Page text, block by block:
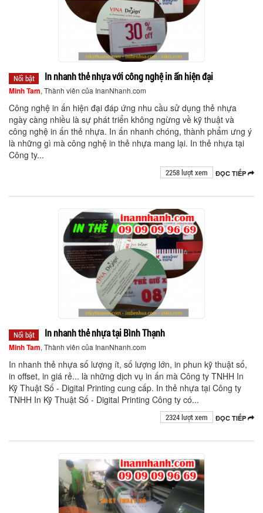
Nổi bật In nhanh thẻ nhựa với công nghệ in ấn hiện đại
Minh Tam, Thành viên của InanNhanh.com
Công nghệ in ấn hiện đại đáp ứng nhu cầu sử dụng thẻ nhựa
ngày càng nhiều là sự phát triển không ngừng về kỹ thuật và
công nghệ in ấn thẻ nhựa. In ấn nhanh chóng, thành phẩm ưng ý
là những gì mà công nghệ in thẻ nhựa mang lại. In thẻ nhựa tại
Công ty...
ĐỌC TIẾP
2258 lượt xem
Nổi bật In nhanh thẻ nhựa tại Bình Thạnh
Minh Tam, Thành viên của InanNhanh.com
In nhanh thẻ nhựa số lượng ít, số lượng lớn, in phun kỹ thuật số,
in offset, in giá rẻ... là những dịch vụ in ấn mà Công ty TNHH In
Kỹ Thuật Số - Digital Printing cung cấp. In thẻ nhựa tại Công ty
TNHH In Kỹ Thuật Số - Digital Printing Công ty có...
ĐỌC TIẾP
2324 lượt xem